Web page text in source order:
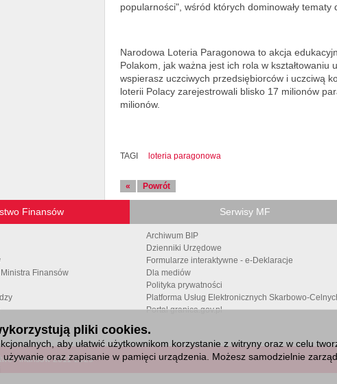
popularności", wśród których dominowały tematy
Narodowa Loteria Paragonowa to akcja
Polakom, jak ważna jest ich rola w
wspierasz uczciwych przedsiębiorców i uczciwą
loterii Polacy zarejestrowali blisko 17 milionów
milionów.
TAGI loteria paragonowa
« Powrót
Finansów
Finansów
Serwisy MF
Archiwum BIP
Dzienniki Urzędowe
Formularze interaktywne - e-Deklaracje
Dla mediów
Polityka prywatności
Platforma Usług Elektronicznych Skarbowo-
Portal granica.gov.pl
Finansów 2011-2026
pliki cookies.
aby ułatwić użytkownikom korzystanie z witryny oraz w celu
oraz zapisanie w pamięci urządzenia. Możesz samodzielnie